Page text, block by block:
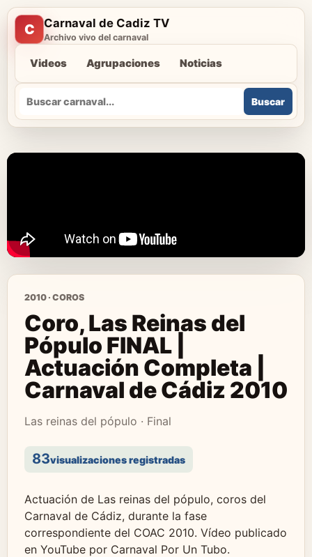
C Carnaval de Cadiz TV
Archivo vivo del carnaval
Videos Agrupaciones Noticias
Buscar
Buscar
2010 · COROS
Coro, Las Reinas del
Pópulo FINAL |
Actuación Completa |
Carnaval de Cádiz 2010
Las reinas del pópulo · Final
83visualizaciones registradas
Actuación de Las reinas del pópulo, coros del
Carnaval de Cádiz, durante la fase
correspondiente del COAC 2010. Vídeo publicado
en YouTube por Carnaval Por Un Tubo.